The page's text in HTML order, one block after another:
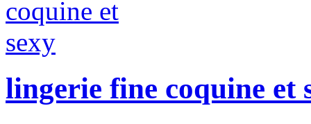
lingerie fine coquine et